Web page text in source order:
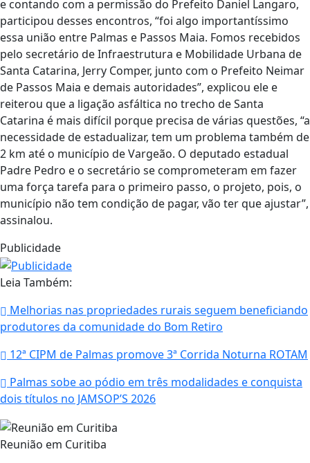
e contando com a permissão do Prefeito Daniel Langaro,
participou desses encontros, “foi algo importantíssimo
essa união entre Palmas e Passos Maia. Fomos recebidos
pelo secretário de Infraestrutura e Mobilidade Urbana de
Santa Catarina, Jerry Comper, junto com o Prefeito Neimar
de Passos Maia e demais autoridades”, explicou ele e
reiterou que a ligação asfáltica no trecho de Santa
Catarina é mais difícil porque precisa de várias questões, “a
necessidade de estadualizar, tem um problema também de
2 km até o município de Vargeão. O deputado estadual
Padre Pedro e o secretário se comprometeram em fazer
uma força tarefa para o primeiro passo, o projeto, pois, o
município não tem condição de pagar, vão ter que ajustar”,
assinalou.
Publicidade
Leia Também:
Melhorias nas propriedades rurais seguem beneficiando
produtores da comunidade do Bom Retiro
12ª CIPM de Palmas promove 3ª Corrida Noturna ROTAM
Palmas sobe ao pódio em três modalidades e conquista
dois títulos no JAMSOP’S 2026
Reunião em Curitiba